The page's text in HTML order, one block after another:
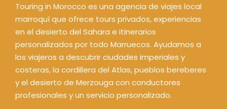
Touring in Morocco es una agencia de viajes local
marroquí que ofrece tours privados, experiencias
en el desierto del Sahara e itinerarios
personalizados por todo Marruecos. Ayudamos a
los viajeros a descubrir ciudades imperiales y
costeras, la cordillera del Atlas, pueblos bereberes
y el desierto de Merzouga con conductores
profesionales y un servicio personalizado.